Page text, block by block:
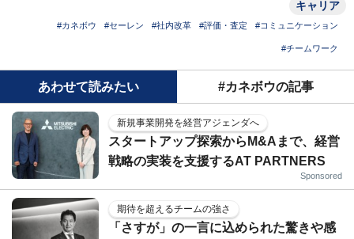
キャリア
#カネボウ #セーレン #社内改革 #評価・査定 #コミュニケーション
#チームワーク
あわせて読みたい #カネボウの記事
新規事業開発を経営アジェンダへ
スタートアップ探索からM&Aまで、経営
戦略の実装を支援するAT PARTNERS
Sponsored
期待を超えるチームの強さ
「さすが」の一言に込められた驚きや感